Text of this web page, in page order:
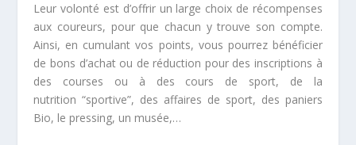
Leur volonté est d’offrir un large choix de récompenses
aux coureurs, pour que chacun y trouve son compte.
Ainsi, en cumulant vos points, vous pourrez bénéficier
de bons d’achat ou de réduction pour des inscriptions à
des courses ou à des cours de sport, de la
nutrition “sportive”, des affaires de sport, des paniers
Bio, le pressing, un musée,…